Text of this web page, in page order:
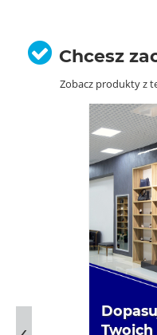
Chcesz
Zobacz produkty z